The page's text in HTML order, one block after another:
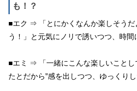
も！？
■エク ⇒ 「とにかくなんか楽しそうだ
う！」と元気にノリで誘いつつ、時間
■エミ ⇒ 「一緒にこんな楽しいことし
たとだから”感を出しつつ、ゆっくりし